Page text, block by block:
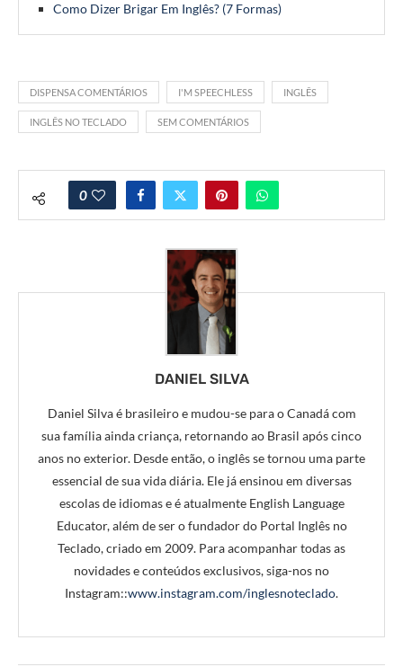
Como Dizer Brigar Em Inglês? (7 Formas)
DISPENSA COMENTÁRIOS I'M SPEECHLESS INGLÊS
INGLÊS NO TECLADO SEM COMENTÁRIOS
0
DANIEL SILVA
Daniel Silva é brasileiro e mudou-se para o Canadá com
sua família ainda criança, retornando ao Brasil após cinco
anos no exterior. Desde então, o inglês se tornou uma parte
essencial de sua vida diária. Ele já ensinou em diversas
escolas de idiomas e é atualmente English Language
Educator, além de ser o fundador do Portal Inglês no
Teclado, criado em 2009. Para acompanhar todas as
novidades e conteúdos exclusivos, siga-nos no
Instagram::www.instagram.com/inglesnoteclado.